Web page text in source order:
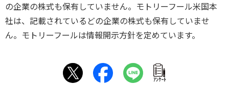
の企業の株式も保有していません。モトリーフール米国本
社は、記載されているどの企業の株式も保有していませ
ん。モトリーフールは情報開示方針を定めています。
ｱﾝｹｰﾄ